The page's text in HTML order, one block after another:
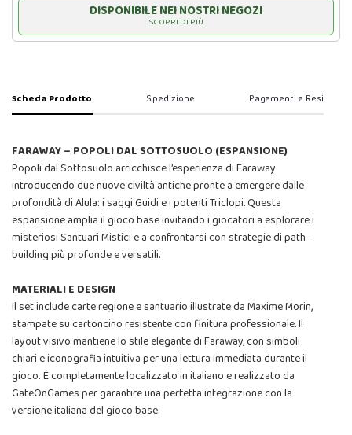
DISPONIBILE NEI NOSTRI NEGOZI
SCOPRI DI PIÙ
Scheda Prodotto Spedizione Pagamenti e Resi
FARAWAY – POPOLI DAL SOTTOSUOLO (ESPANSIONE)
Popoli dal Sottosuolo arricchisce l’esperienza di Faraway
introducendo due nuove civiltà antiche pronte a emergere dalle
profondità di Alula: i saggi Guidi e i potenti Triclopi. Questa
espansione amplia il gioco base invitando i giocatori a esplorare i
misteriosi Santuari Mistici e a confrontarsi con strategie di path-
building più profonde e versatili.
MATERIALI E DESIGN
Il set include carte regione e santuario illustrate da Maxime Morin,
stampate su cartoncino resistente con finitura professionale. Il
layout visivo mantiene lo stile elegante di Faraway, con simboli
chiari e iconografia intuitiva per una lettura immediata durante il
gioco. È completamente localizzato in italiano e realizzato da
GateOnGames per garantire una perfetta integrazione con la
versione italiana del gioco base.